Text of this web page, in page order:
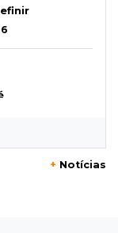
+ Notícias